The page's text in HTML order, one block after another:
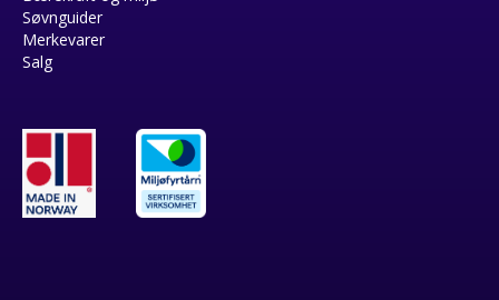
Søvnguider
Merkevarer
Salg